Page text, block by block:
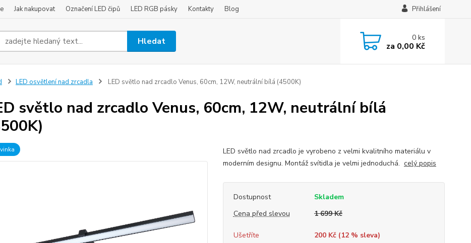
Jak nakupovat Označení LED čipů LED RGB pásky Kontakty Blog Přihlášení
Hledat 0ks
za 0,00 Kč
LED osvětlení nad zrcadla LED světlo nad zrcadlo Venus, 60cm, 12W, neutrální bílá (4500K)
světlo nad zrcadlo Venus, 60cm, 12W, neutrální bílá
LED světlo nad zrcadlo je vyrobeno z velmi kvalitního materiálu v
moderním designu. Montáž svítidla je velmi jednoduchá. celý popis
Dostupnost
Skladem
Cena před slevou
1 699 Kč
Ušetříte 200 Kč (12% sleva)